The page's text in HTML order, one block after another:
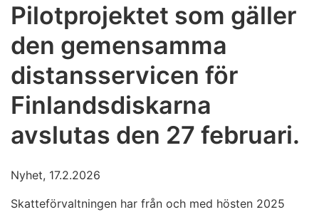
Pilotprojektet som gäller
den gemensamma
distansservicen för
Finlandsdiskarna
avslutas den 27 februari.
Nyhet, 17.2.2026
Skatteförvaltningen har från och med hösten 2025